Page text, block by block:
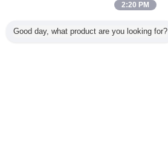
2:20 PM
Good day, what product are you looking for?